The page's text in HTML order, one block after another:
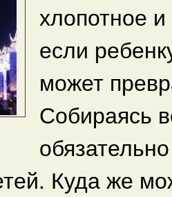
хлопотное
если
может
Собираясь
Куда же